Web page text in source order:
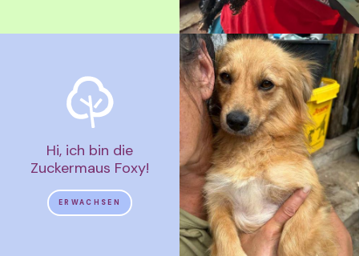
Hi, ich bin die
Zuckermaus Foxy!
ERWACHSEN